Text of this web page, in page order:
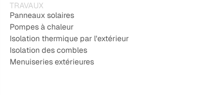
TRAVAUX
Panneaux solaires
Pompes à chaleur
Isolation thermique par l'extérieur
Isolation des combles
Menuiseries extérieures